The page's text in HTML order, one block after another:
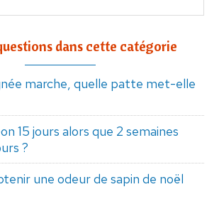
dans cette catégorie
marche, quelle patte met-elle
15 jours alors que 2 semaines
?
une odeur de sapin de noël